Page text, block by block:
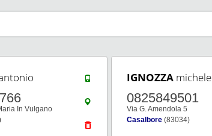
In Vulgano
IGNOZZA michele
0825849501
Via G. Amendola 5
Casalbore (83034)